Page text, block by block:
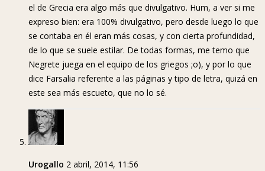
el de Grecia era algo más que divulgativo. Hum, a ver si me
expreso bien: era 100% divulgativo, pero desde luego lo que
se contaba en él eran más cosas, y con cierta profundidad,
de lo que se suele estilar. De todas formas, me temo que
Negrete juega en el equipo de los griegos ;o), y por lo que
dice Farsalia referente a las páginas y tipo de letra, quizá en
este sea más escueto, que no lo sé.
Urogallo 2 abril, 2014, 11:56